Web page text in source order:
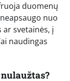
duomenų
nuo
svetainės, į
naudingas